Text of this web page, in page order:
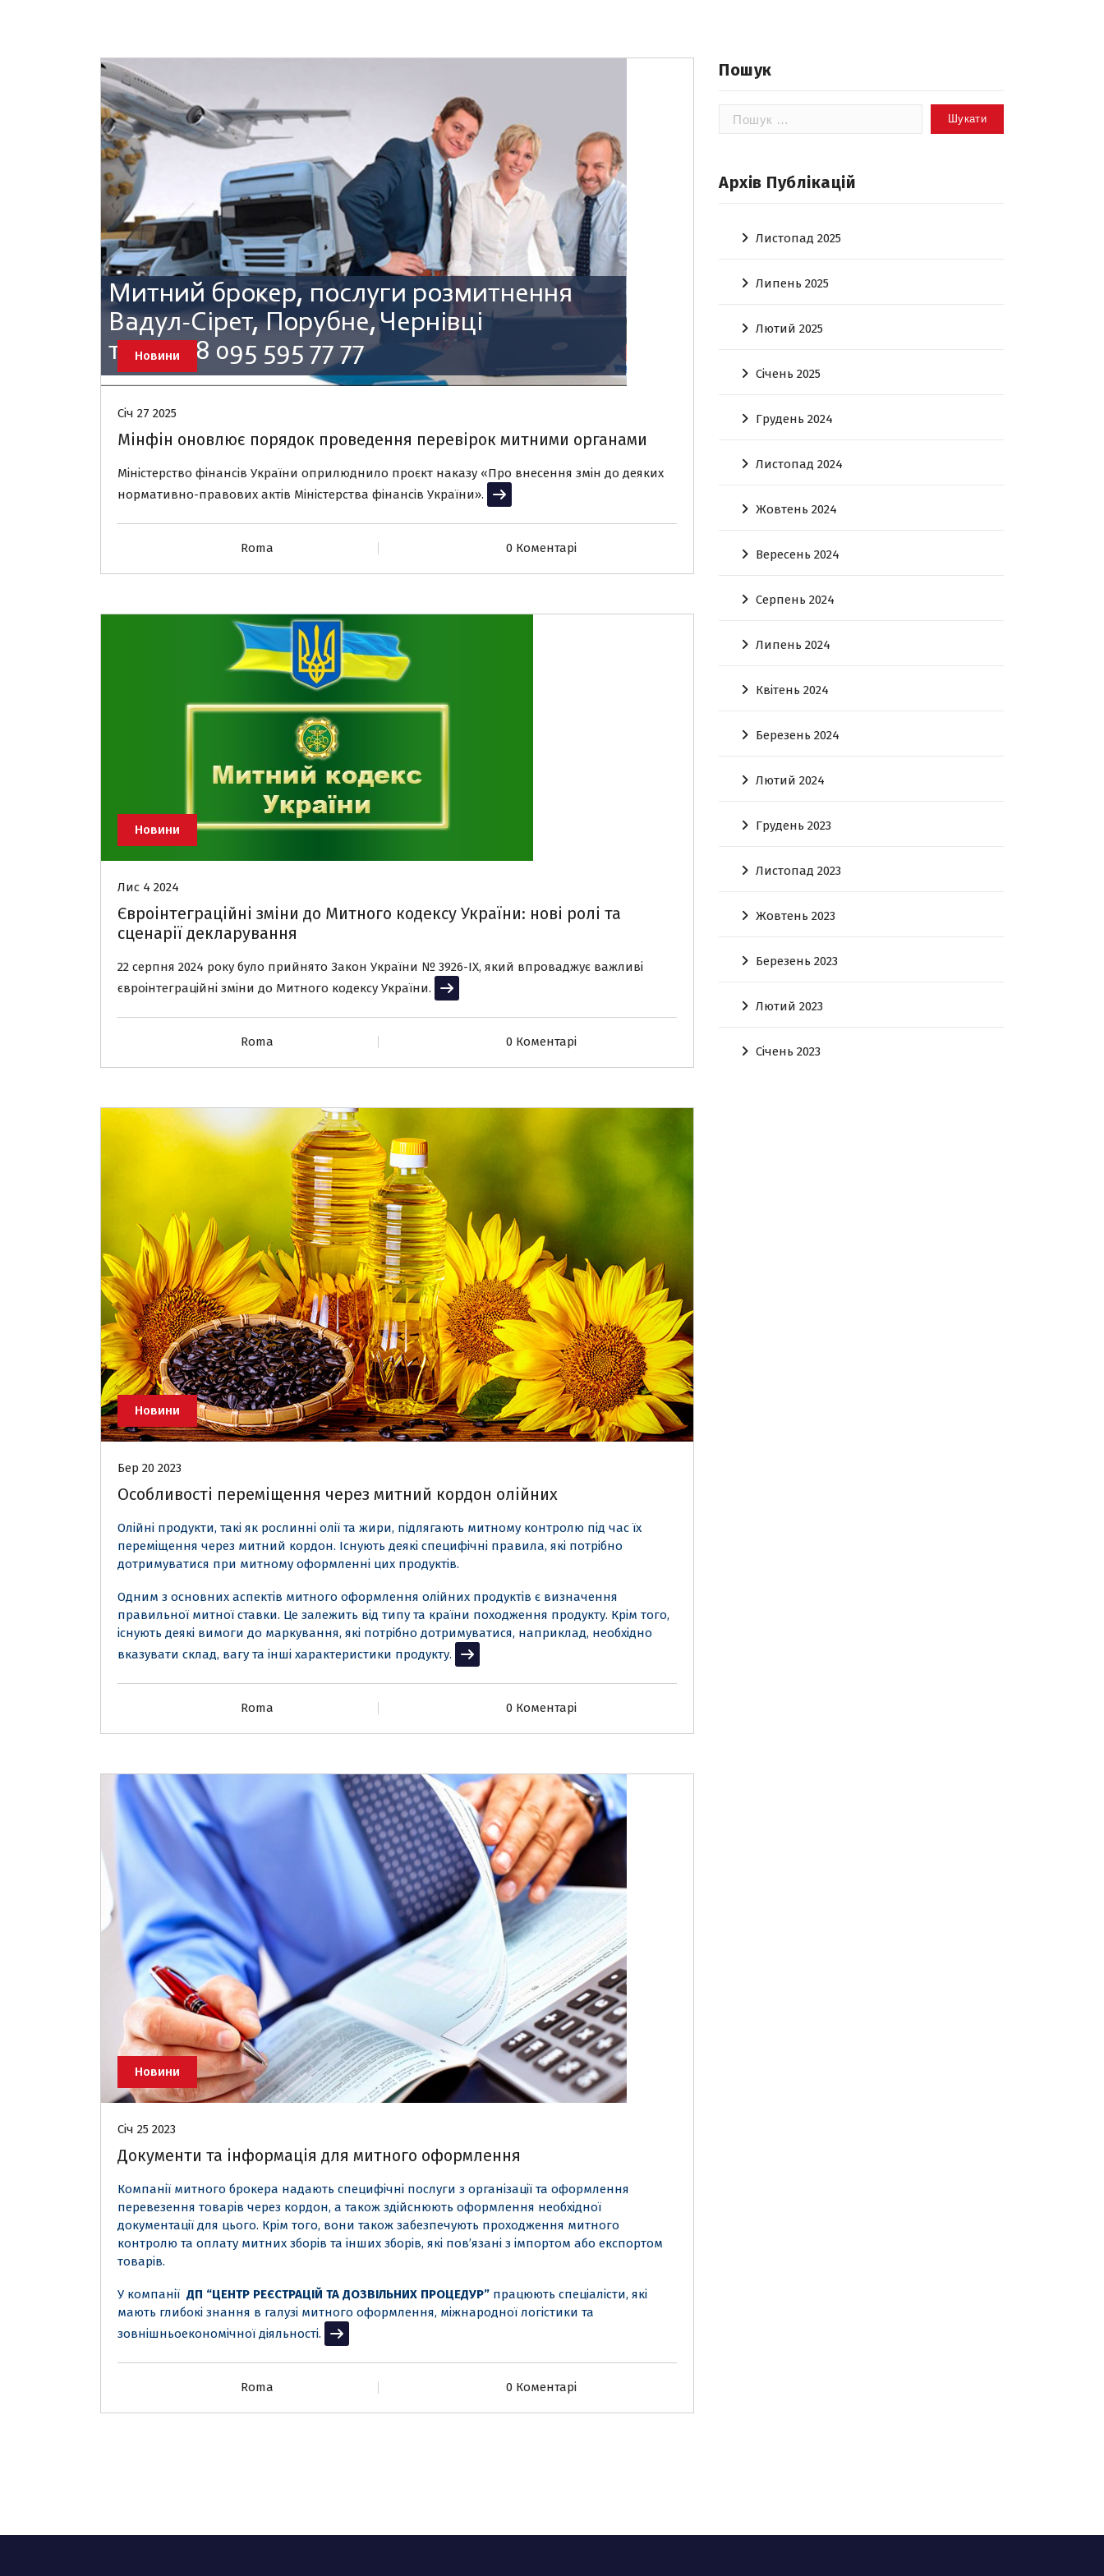
Новини
Січ 27 2025
Мінфін оновлює порядок проведення перевірок митними органами
Міністерство фінансів України оприлюднило проєкт наказу «Про внесення змін до деяких
нормативно-правових актів Міністерства фінансів України».
Читати далі
Roma 0 Коментарі
Новини
Лис 4 2024
Євроінтеграційні зміни до Митного кодексу України: нові ролі та
сценарії декларування
22 серпня 2024 року було прийнято Закон України № 3926-IX, який впроваджує важливі
євроінтеграційні зміни до Митного кодексу України.
Читати далі
Roma 0 Коментарі
Новини
Бер 20 2023
Особливості переміщення через митний кордон олійних
Олійні продукти, такі як рослинні олії та жири, підлягають митному контролю під час їх
переміщення через митний кордон. Існують деякі специфічні правила, які потрібно
дотримуватися при митному оформленні цих продуктів.
Одним з основних аспектів митного оформлення олійних продуктів є визначення
правильної митної ставки. Це залежить від типу та країни походження продукту. Крім того,
існують деякі вимоги до маркування, які потрібно дотримуватися, наприклад, необхідно
вказувати склад, вагу та інші характеристики продукту.
Читати далі
Roma 0 Коментарі
Новини
Січ 25 2023
Документи та інформація для митного оформлення
Компанії митного брокера надають специфічні послуги з організації та оформлення
перевезення товарів через кордон, а також здійснюють оформлення необхідної
документації для цього. Крім того, вони також забезпечують проходження митного
контролю та оплату митних зборів та інших зборів, які пов’язані з імпортом або експортом
товарів.
У компанії ДП “ЦЕНТР РЕЄСТРАЦІЙ ТА ДОЗВІЛЬНИХ ПРОЦЕДУР” працюють спеціалісти, які
мають глибокі знання в галузі митного оформлення, міжнародної логістики та
зовнішньоекономічної діяльності.
Читати далі
Roma 0 Коментарі
Пошук
Пошук:
Архів Публікацій
Листопад 2025
Липень 2025
Лютий 2025
Січень 2025
Грудень 2024
Листопад 2024
Жовтень 2024
Вересень 2024
Серпень 2024
Липень 2024
Квітень 2024
Березень 2024
Лютий 2024
Грудень 2023
Листопад 2023
Жовтень 2023
Березень 2023
Лютий 2023
Січень 2023